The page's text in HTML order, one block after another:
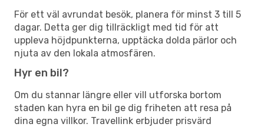
För ett väl avrundat besök, planera för minst 3 till 5
dagar. Detta ger dig tillräckligt med tid för att
uppleva höjdpunkterna, upptäcka dolda pärlor och
njuta av den lokala atmosfären.
Hyr en bil?
Om du stannar längre eller vill utforska bortom
staden kan hyra en bil ge dig friheten att resa på
dina egna villkor. Travellink erbjuder prisvärd